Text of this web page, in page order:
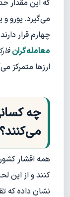
می‌گیرد. یورو و
چهارم قرار
معامله‌گران
ارزها متمرکز
چه
می‌کنند؟
همه اقشار
کنند و از این
نشان داده که